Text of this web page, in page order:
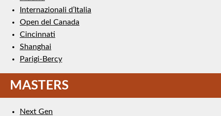
Internazionali d’Italia
Open del Canada
Cincinnati
Shanghai
Parigi-Bercy
MASTERS
Next Gen